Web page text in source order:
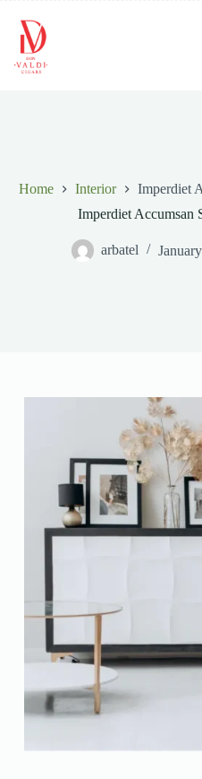
content
Home Interior
Imperdiet
Imperdiet Accumsan
arbatel